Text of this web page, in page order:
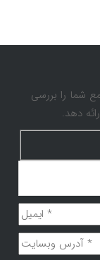
شما را بررسی
دهد.